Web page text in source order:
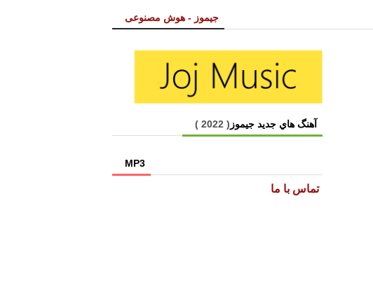
جیموز - هوش مصنوعی
آهنگ هاي جديد جیموز ( 2022 )
MP3
تماس با ما